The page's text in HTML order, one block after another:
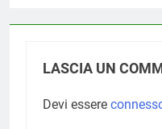
LASCIA UN
Devi essere